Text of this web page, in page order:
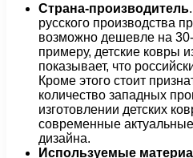
Страна-производитель
русского производства
возможно дешевле на
примеру, детские ковры
показывает, что
Кроме этого стоит
количество западных
изготовлении детских
современные актуальные
дизайна.
Используемые